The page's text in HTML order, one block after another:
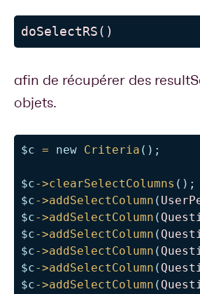
doSelectRS()
afin de récupérer des
objets.
$c = new Criteria ( ) ;
$c->clearSelectColumns ( ) ;
$c->addSelectColumn (
$c->addSelectColumn (
$c->addSelectColumn (
$c->addSelectColumn (
$c->addSelectColumn (
$c->addSelectColumn (